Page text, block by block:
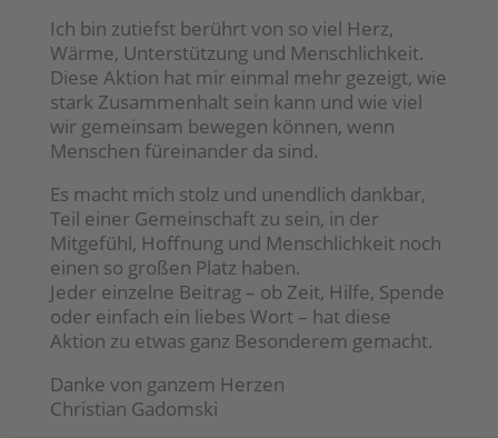
Ich bin zutiefst berührt von so viel Herz,
Wärme, Unterstützung und Menschlichkeit.
Diese Aktion hat mir einmal mehr gezeigt, wie
stark Zusammenhalt sein kann und wie viel
wir gemeinsam bewegen können, wenn
Menschen füreinander da sind.
Es macht mich stolz und unendlich dankbar,
Teil einer Gemeinschaft zu sein, in der
Mitgefühl, Hoffnung und Menschlichkeit noch
einen so großen Platz haben.
Jeder einzelne Beitrag – ob Zeit, Hilfe, Spende
oder einfach ein liebes Wort – hat diese
Aktion zu etwas ganz Besonderem gemacht.
Danke von ganzem Herzen
Christian Gadomski